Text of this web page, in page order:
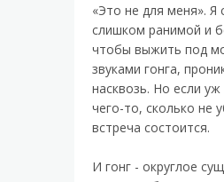
«Это не для меня». Я
слишком ранимой и
чтобы выжить под
звуками гонга,
насквозь. Но если
чего-то, сколько не
встреча состоится.
И гонг - округлое